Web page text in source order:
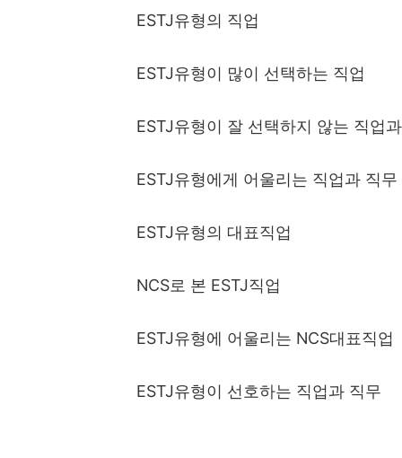
ESTJ유형의 직업
ESTJ유형이 많이 선택하는 직업
ESTJ유형이 잘 선택하지 않는 직업
ESTJ유형에게 어울리는 직업과 직무
ESTJ유형의 대표직업
NCS로 본 ESTJ직업
ESTJ유형에 어울리는 NCS대표직업
ESTJ유형이 선호하는 직업과 직무